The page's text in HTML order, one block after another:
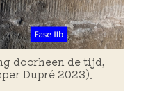
doorheen de tijd,
Dupré 2023).